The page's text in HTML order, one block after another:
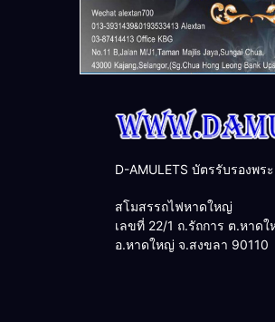
D-AMULETS บัตรรับรองพร
สโมสรรถไฟหาดใหญ่
เลขที่ 22/1 ถ.รัถการ ต.หาด
อ.หาดใหญ่ จ.สงขลา 90110